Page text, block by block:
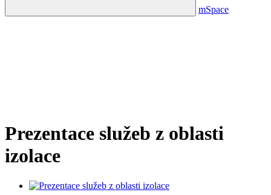
mSpace
Prezentace služeb z oblasti
izolace